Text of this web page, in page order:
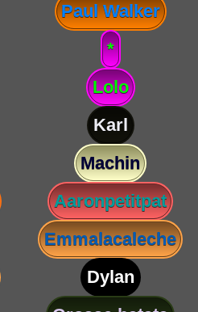
Paul Walker
*
Lolo
Karl
Machin
Aaronpetitpat
Emmalacaleche
Dylan